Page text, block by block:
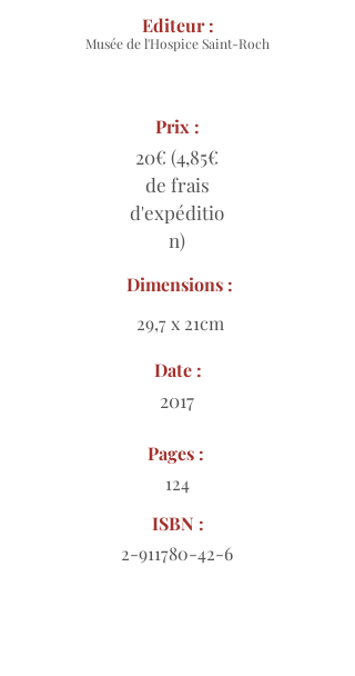
Musée de l'Hospice Saint-Roch
Editeur :
Prix :
20€ (4,85€
de frais
d'expéditio
n)
Dimensions :
29,7 x 21cm
Date :
2017
Pages :
124
ISBN :
2-911780-42-6